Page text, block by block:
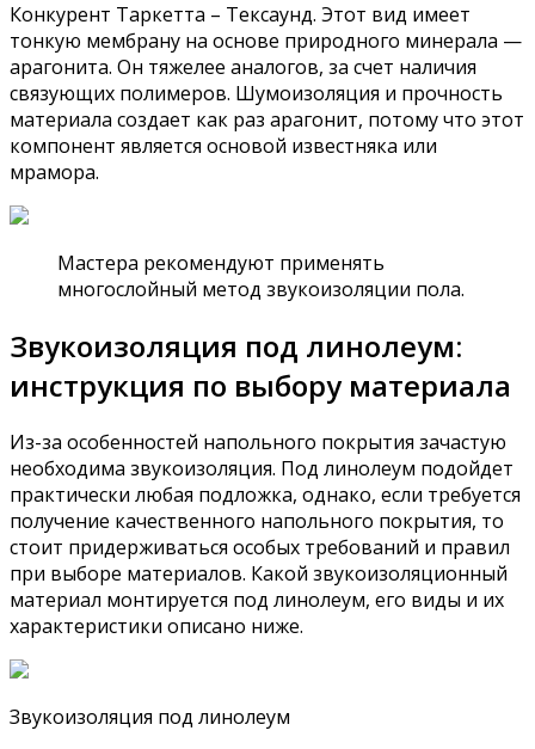
Конкурент Таркетта – Тексаунд. Этот вид имеет
тонкую мембрану на основе природного минерала —
арагонита. Он тяжелее аналогов, за счет наличия
связующих полимеров. Шумоизоляция и прочность
материала создает как раз арагонит, потому что этот
компонент является основой известняка или
мрамора.
Мастера рекомендуют применять
многослойный метод звукоизоляции пола.
Звукоизоляция под линолеум:
инструкция по выбору материала
Из-за особенностей напольного покрытия зачастую
необходима звукоизоляция. Под линолеум подойдет
практически любая подложка, однако, если требуется
получение качественного напольного покрытия, то
стоит придерживаться особых требований и правил
при выборе материалов. Какой звукоизоляционный
материал монтируется под линолеум, его виды и их
характеристики описано ниже.
Звукоизоляция под линолеум